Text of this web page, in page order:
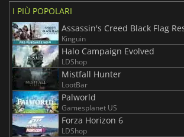
I PIÙ POPOLARI
Assassin's Creed Black Flag
Kinguin
Halo Campaign Evolved
LDShop
Mistfall Hunter
LootBar
Palworld
Gamesplanet US
Forza Horizon 6
LDShop